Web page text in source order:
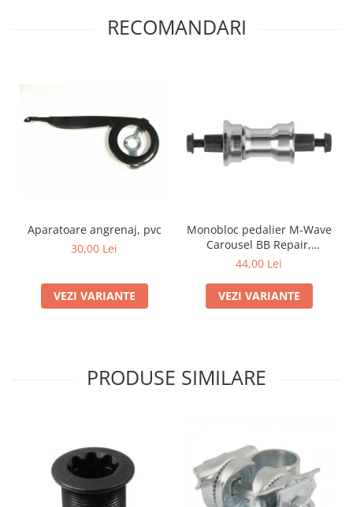
RECOMANDARI
Aparatoare angrenaj, pvc
30,00 Lei
VEZI VARIANTE
Monobloc pedalier M-Wave
Carousel BB Repair,
pedalier universal pentru
44,00 Lei
VEZI VARIANTE
PRODUSE SIMILARE